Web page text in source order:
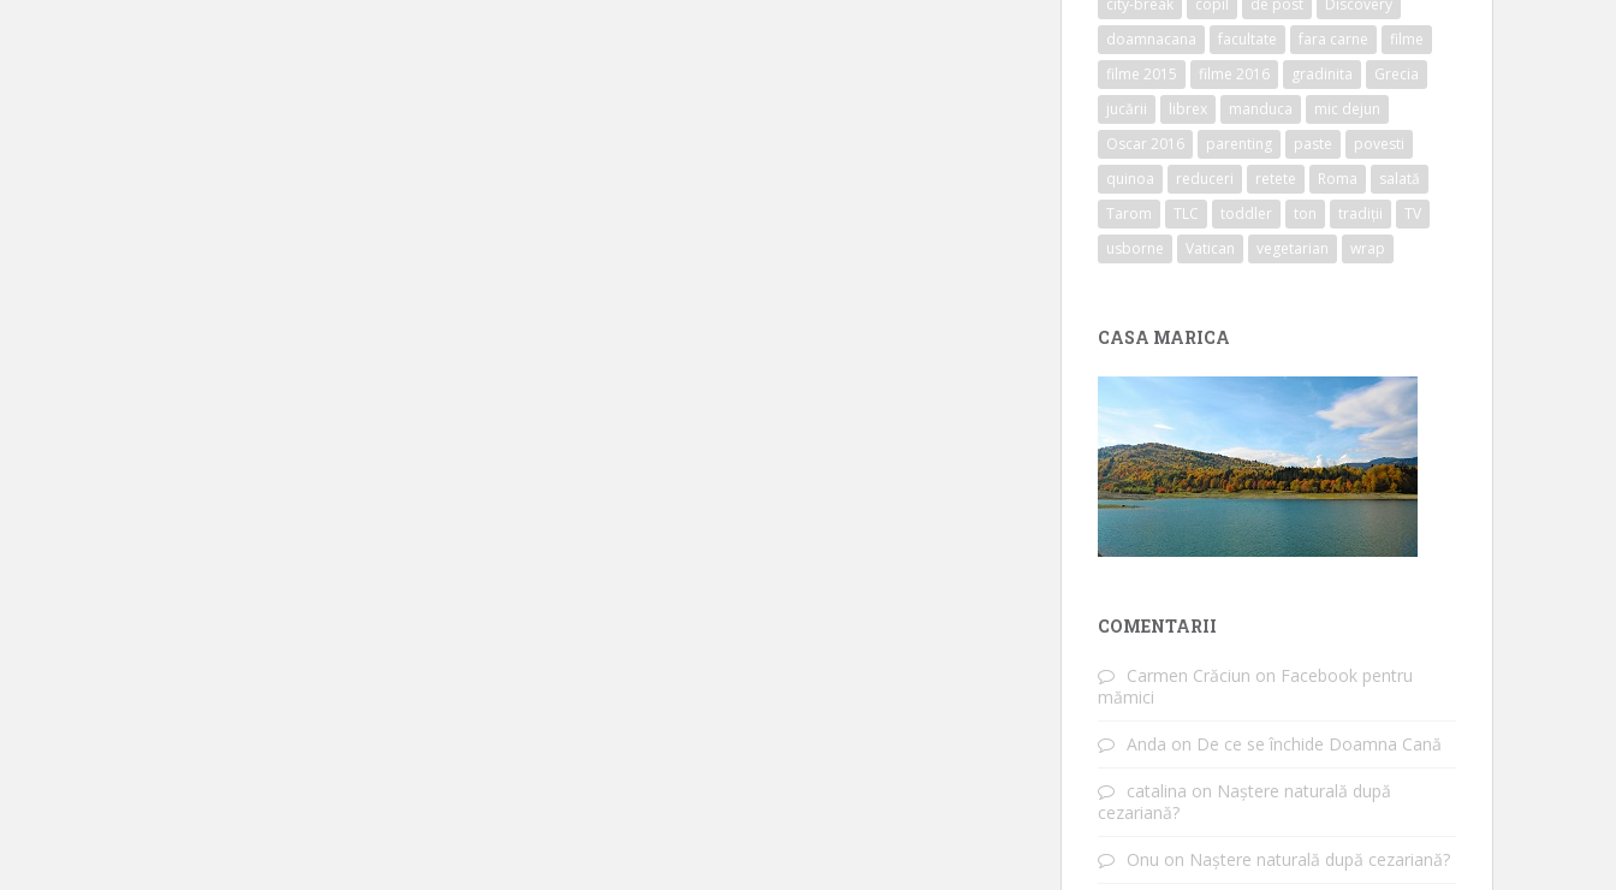
city-break
copil de post
Discovery
doamnacana
facultate fara carne
filme
filme 2015
filme 2016 gradinita
Grecia
jucării
librex manduca
mic dejun
Oscar 2016
parenting paste
povesti
quinoa
reduceri retete Roma
salată
Tarom
TLC toddler ton tradiții
TV
usborne
Vatican vegetarian wrap
CASA MARICA
COMENTARII
Carmen Crăciun on Facebook pentru
mămici
Anda on De ce se închide Doamna Cană
catalina on Naștere naturală după
cezariană?
Onu on Naștere naturală după cezariană?